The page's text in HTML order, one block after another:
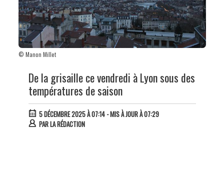
© Manon Millet
De la grisaille ce vendredi à Lyon sous des
températures de saison
5 DÉCEMBRE 2025 À 07:14- MIS À JOUR À 07:29
PARLA RÉDACTION